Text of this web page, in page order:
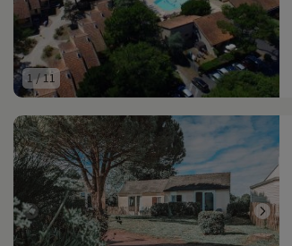
1/11